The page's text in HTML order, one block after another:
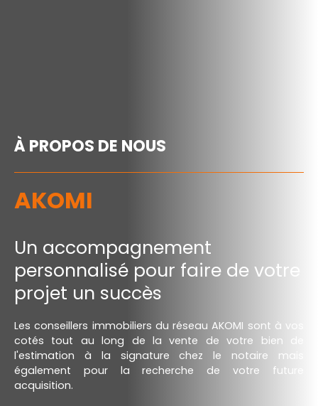
À PROPOS DE NOUS
AKOMI
Un accompagnement
personnalisé pour faire de votre
projet un succès
Les conseillers immobiliers du réseau AKOMI sont à vos
cotés tout au long de la vente de votre bien de
l'estimation à la signature chez le notaire mais
également pour la recherche de votre future
acquisition.